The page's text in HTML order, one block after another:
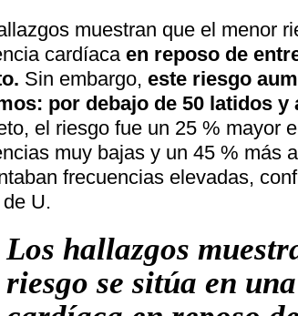
muestran que el menor
cardíacaen reposo de
Sin embargo, este riesgo
por debajo de 50 latidos y
el riesgo fue un 25 % mayor
muy bajas y un 45 % más
frecuencias elevadas,
U.
Los hallazgos
riesgo se sitúa en